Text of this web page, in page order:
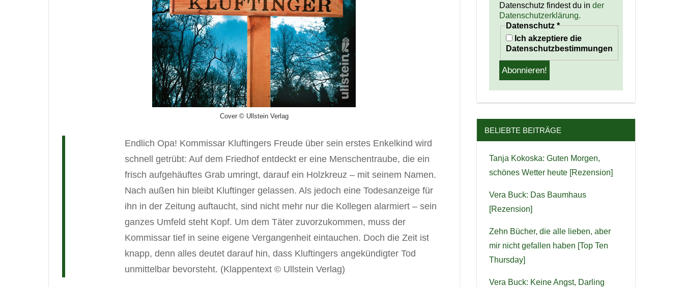
Cover © Ullstein Verlag
Endlich Opa! Kommissar Kluftingers Freude über sein erstes Enkelkind wird
schnell getrübt: Auf dem Friedhof entdeckt er eine Menschentraube, die ein
frisch aufgehäuftes Grab umringt, darauf ein Holzkreuz – mit seinem Namen.
Nach außen hin bleibt Kluftinger gelassen. Als jedoch eine Todesanzeige für
ihn in der Zeitung auftaucht, sind nicht mehr nur die Kollegen alarmiert – sein
ganzes Umfeld steht Kopf. Um dem Täter zuvorzukommen, muss der
Kommissar tief in seine eigene Vergangenheit eintauchen. Doch die Zeit ist
knapp, denn alles deutet darauf hin, dass Kluftingers angekündigter Tod
unmittelbar bevorsteht. (Klappentext © Ullstein Verlag)
Datenschutz findest du in der
Datenschutzerklärung.
Datenschutz *
Ich akzeptiere die
Datenschutzbestimmungen
BELIEBTE BEITRÄGE
Tanja Kokoska: Guten Morgen,
schönes Wetter heute [Rezension]
Vera Buck: Das Baumhaus
[Rezension]
Zehn Bücher, die alle lieben, aber
mir nicht gefallen haben [Top Ten
Thursday]
Vera Buck: Keine Angst, Darling